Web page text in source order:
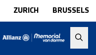
ZURICH BRUSSELS